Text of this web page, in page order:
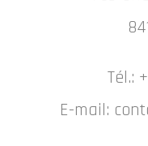
Tél.:
E-mail: